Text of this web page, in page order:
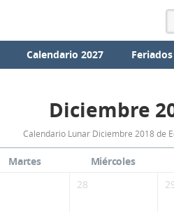
Calendario 2027
2018
Diciembre
Calendario Lunar Diciembre 2018 de
Martes Miércoles
28